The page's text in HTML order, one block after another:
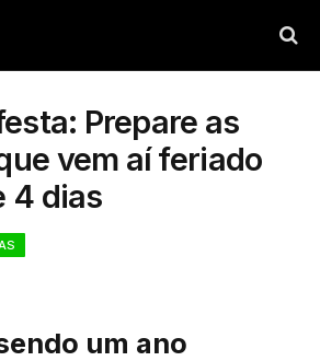
Prepare as
vem aí feriado
4 dias
um ano